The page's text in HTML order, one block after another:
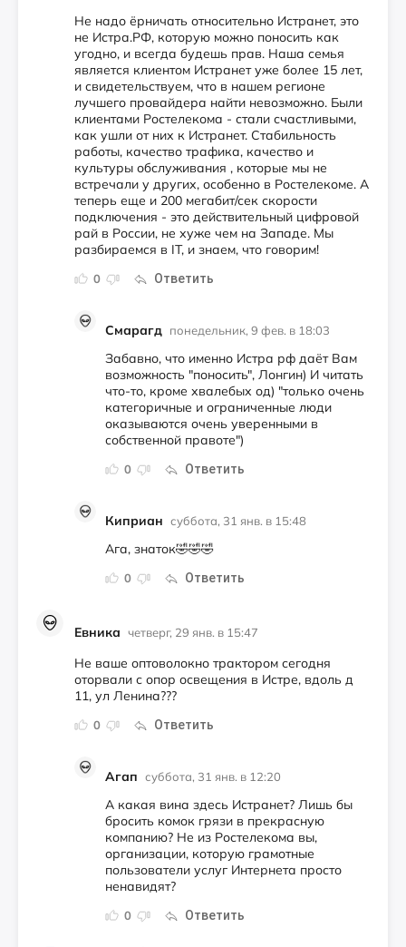
0 Ответить
Не надо ёрничать относительно Истранет, это
не Истра.РФ, которую можно поносить как
угодно, и всегда будешь прав. Наша семья
является клиентом Истранет уже более 15 лет,
и свидетельствуем, что в нашем регионе
лучшего провайдера найти невозможно. Были
клиентами Ростелекома - стали счастливыми,
как ушли от них к Истранет. Стабильность
работы, качество трафика, качество и
культуры обслуживания , которые мы не
встречали у других, особенно в Ростелекоме. А
теперь еще и 200 мегабит/сек скорости
подключения - это действительный цифровой
рай в России, не хуже чем на Западе. Мы
разбираемся в IТ, и знаем, что говорим!
Смарагд понедельник, 9 фев. в 18:03
0 Ответить
Забавно, что именно Истра рф даёт Вам
возможность "поносить", Лонгин) И читать
что-то, кроме хвалебых од) "только очень
категоричные и ограниченные люди
оказываются очень уверенными в
собственной правоте")
Киприан суббота, 31 янв. в 15:48
0 Ответить
Ага, знаток🤣🤣🤣
Евника четверг, 29 янв. в 15:47
0 Ответить
Не ваше оптоволокно трактором сегодня
оторвали с опор освещения в Истре, вдоль д
11, ул Ленина???
Агап суббота, 31 янв. в 12:20
0 Ответить
А какая вина здесь Истранет? Лишь бы
бросить комок грязи в прекрасную
компанию? Не из Ростелекома вы,
организации, которую грамотные
пользователи услуг Интернета просто
ненавидят?